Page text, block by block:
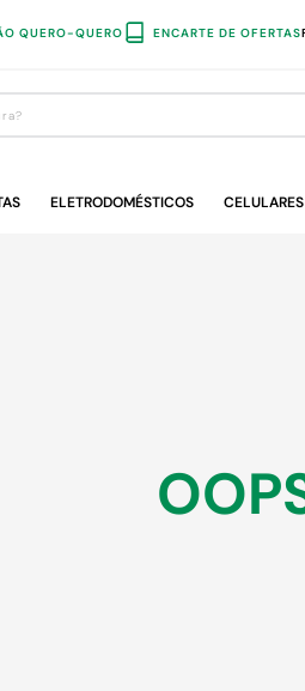
QUERO-QUERO ENCARTE DE OFERTAS
ELETRODOMÉSTICOS CELULARES